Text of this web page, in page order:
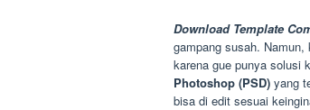
Download Template
gampang susah.
karena gue punya solusi
Photoshop (PSD) yang
bisa di edit sesuai